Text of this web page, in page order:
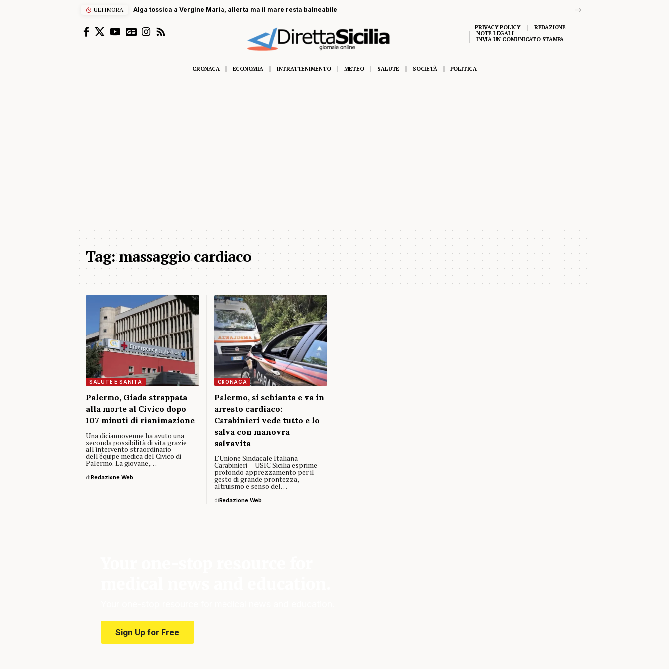
ULTIMORA Alga tossica a Vergine Maria, allerta ma il mare resta balneabile
PRIVACY POLICY
REDAZIONE
NOTE LEGALI
INVIA UN COMUNICATO STAMPA
CRONACA ECONOMIA INTRATTENIMENTO METEO SALUTE SOCIETÀ POLITICA
Tag:massaggio cardiaco
SALUTE E SANITÀ
Palermo, Giada strappata
alla morte al Civico dopo
107 minuti di rianimazione
Una diciannovenne ha avuto una
seconda possibilità di vita grazie
all'intervento straordinario
dell'équipe medica del Civico di
Palermo. La giovane,…
diRedazione Web
CRONACA
Palermo, si schianta e va in
arresto cardiaco:
Carabinieri vede tutto e lo
salva con manovra
salvavita
L’Unione Sindacale Italiana
Carabinieri – USIC Sicilia esprime
profondo apprezzamento per il
gesto di grande prontezza,
altruismo e senso del…
diRedazione Web
Sign Up for Free